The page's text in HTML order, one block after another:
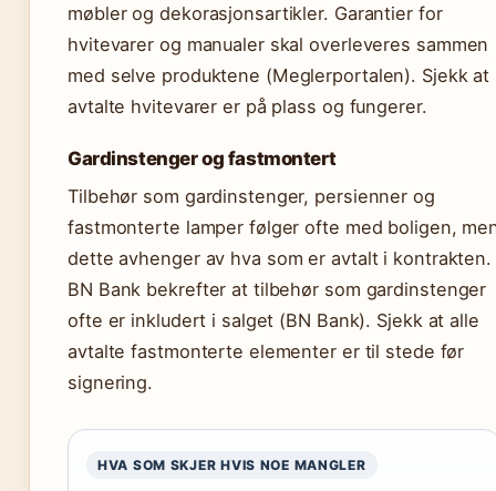
møbler og dekorasjonsartikler. Garantier for
hvitevarer og manualer skal overleveres sammen
med selve produktene (Meglerportalen). Sjekk at
avtalte hvitevarer er på plass og fungerer.
Gardinstenger og fastmontert
Tilbehør som gardinstenger, persienner og
fastmonterte lamper følger ofte med boligen,
dette avhenger av hva som er avtalt i kontrakten.
BN Bank bekrefter at tilbehør som gardinstenger
ofte er inkludert i salget (BN Bank). Sjekk at alle
avtalte fastmonterte elementer er til stede før
signering.
HVA SOM SKJER HVIS NOE MANGLER